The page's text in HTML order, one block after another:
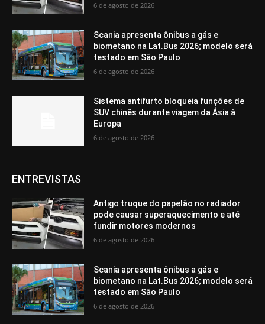
6 de agosto de 2026
Scania apresenta ônibus a gás e
biometano na Lat.Bus 2026; modelo será
testado em São Paulo
6 de agosto de 2026
Sistema antifurto bloqueia funções de
SUV chinês durante viagem da Ásia à
Europa
6 de agosto de 2026
ENTREVISTAS
Antigo truque do papelão no radiador
pode causar superaquecimento e até
fundir motores modernos
6 de agosto de 2026
Scania apresenta ônibus a gás e
biometano na Lat.Bus 2026; modelo será
testado em São Paulo
6 de agosto de 2026